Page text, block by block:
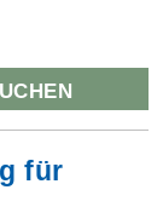
für